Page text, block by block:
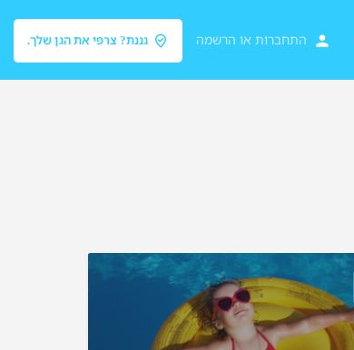
התחברות או הרשמה גננת? צרפי את הגן שלך.